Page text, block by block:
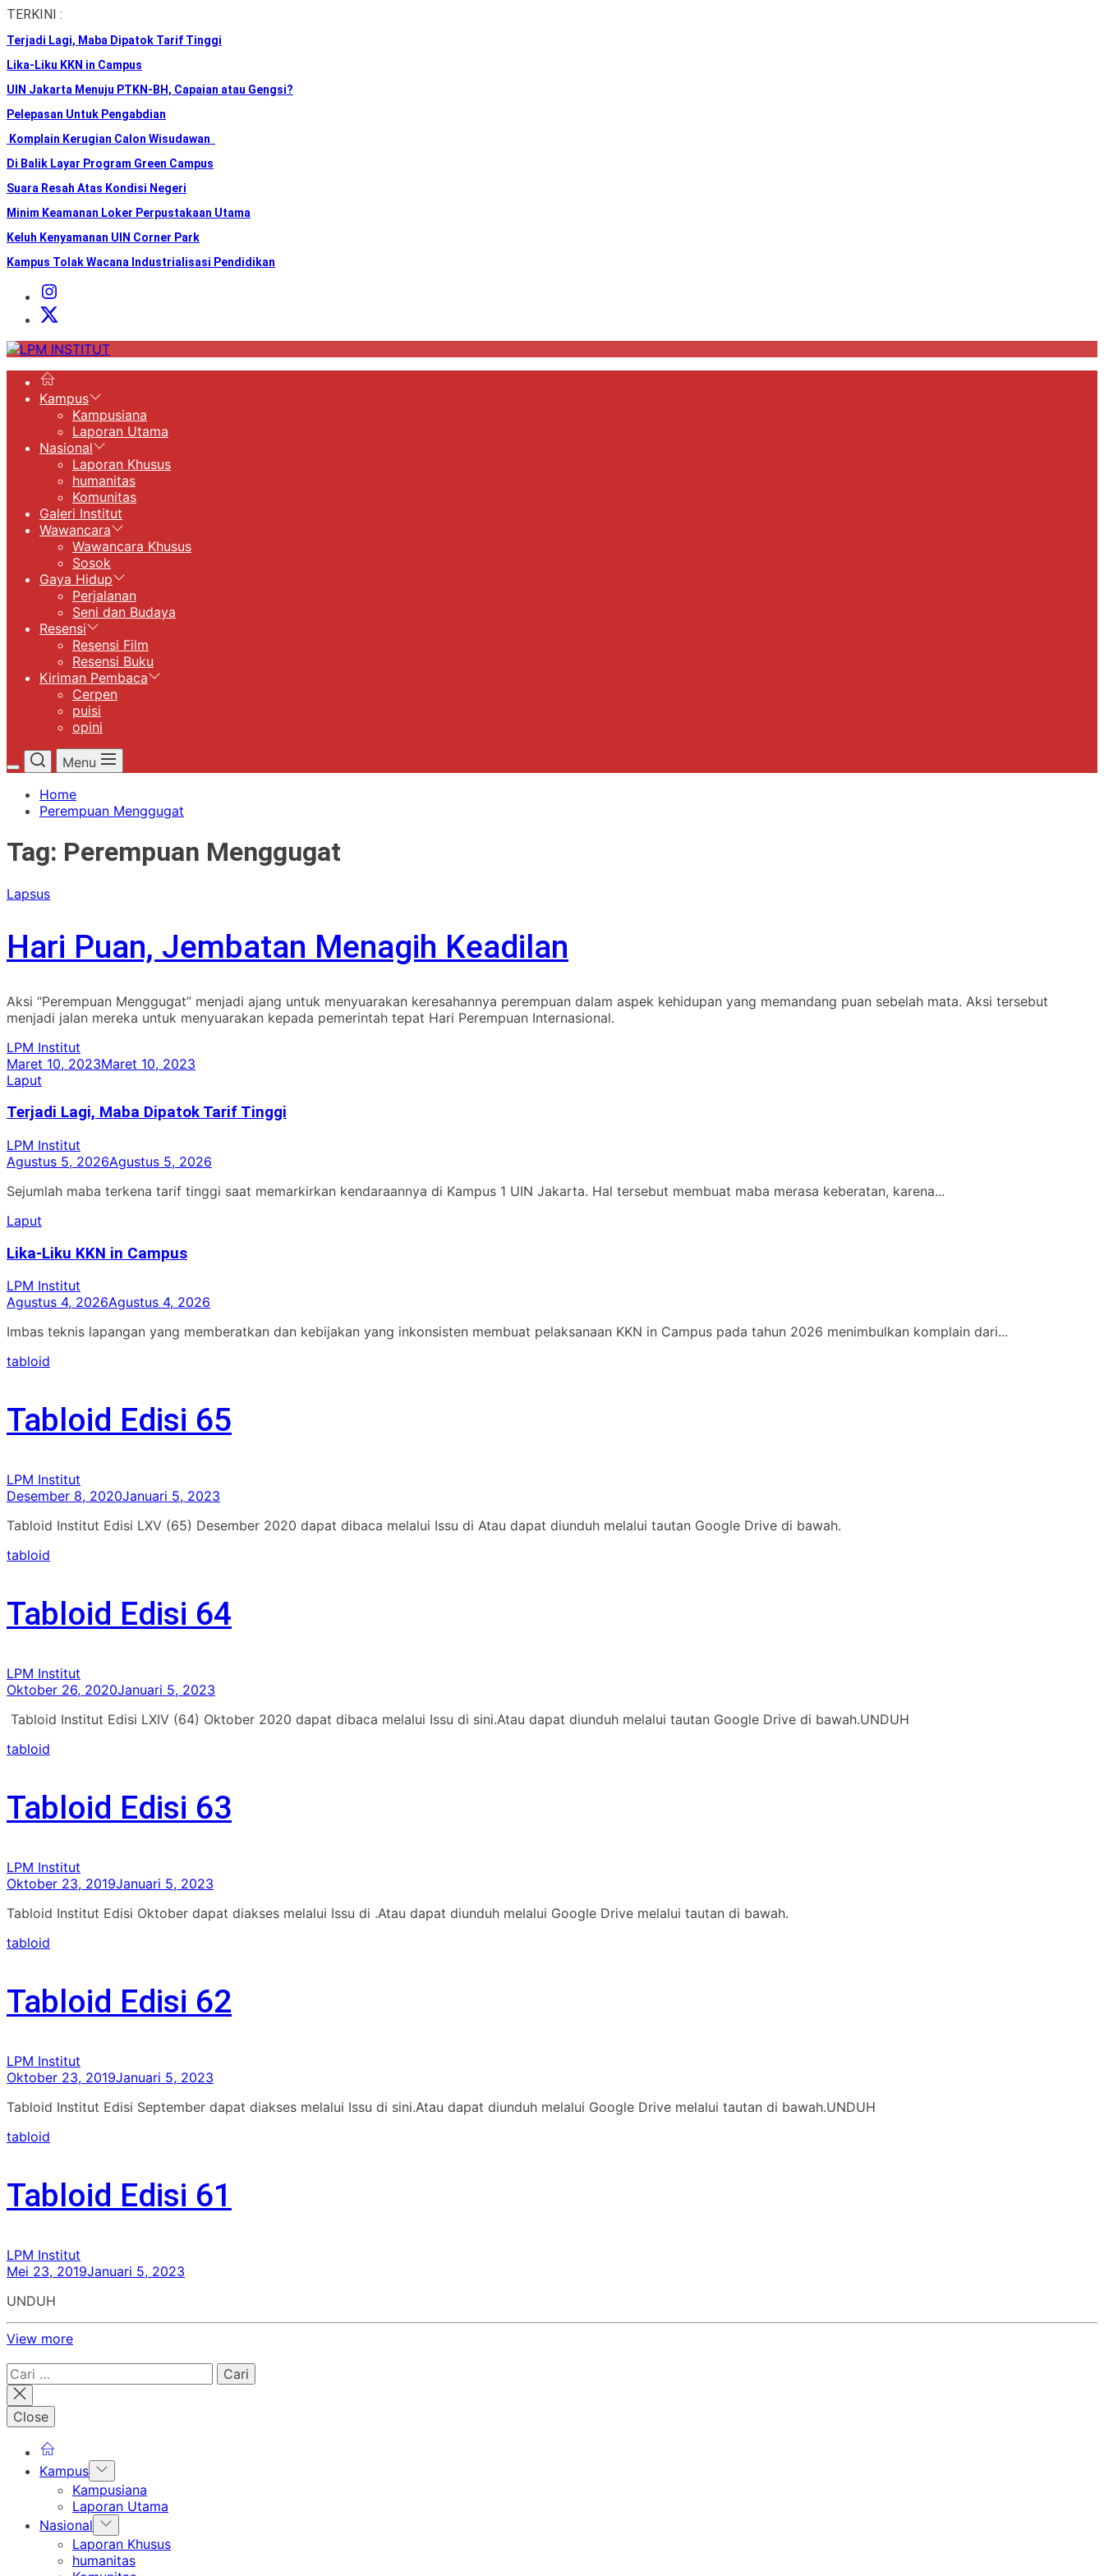
Skip
the
content
TERKINI :
Terjadi Lagi, Maba Dipatok Tarif Tinggi
Lika-Liku KKN in Campus
UIN Jakarta Menuju PTKN-BH, Capaian atau Gengsi?
Pelepasan Untuk Pengabdian
Komplain Kerugian Calon Wisudawan
Di Balik Layar Program Green Campus
Suara Resah Atas Kondisi Negeri
Minim Keamanan Loker Perpustakaan Utama
Keluh Kenyamanan UIN Corner Park
Kampus Tolak Wacana Industrialisasi Pendidikan
Instagram
Institut
X
LPM
Kampus
Kampusiana
Laporan Utama
Nasional
Laporan Khusus
humanitas
Komunitas
Galeri Institut
Wawancara
Wawancara Khusus
Sosok
Gaya Hidup
Perjalanan
Seni dan Budaya
Resensi
Resensi Film
Resensi Buku
Kiriman Pembaca
Cerpen
puisi
opini
Menu
Home
Perempuan Menggugat
Tag: Perempuan Menggugat
Lapsus
Hari Puan, Jembatan Menagih Keadilan
Aksi “Perempuan Menggugat” menjadi ajang untuk menyuarakan keresahannya perempuan dalam aspek kehidupan yang memandang puan sebelah mata. Aksi tersebut
menjadi jalan mereka untuk menyuarakan kepada pemerintah tepat Hari Perempuan Internasional.
LPM Institut
Maret 10, 2023Maret 10, 2023
Laput
Terjadi Lagi, Maba Dipatok Tarif Tinggi
LPM Institut
Agustus 5, 2026Agustus 5, 2026
Sejumlah maba terkena tarif tinggi saat memarkirkan kendaraannya di Kampus 1 UIN Jakarta. Hal tersebut membuat maba merasa keberatan, karena...
Laput
Lika-Liku KKN in Campus
LPM Institut
Agustus 4, 2026Agustus 4, 2026
Imbas teknis lapangan yang memberatkan dan kebijakan yang inkonsisten membuat pelaksanaan KKN in Campus pada tahun 2026 menimbulkan komplain dari...
tabloid
Tabloid Edisi 65
LPM Institut
Desember 8, 2020Januari 5, 2023
Tabloid Institut Edisi LXV (65) Desember 2020 dapat dibaca melalui Issu di Atau dapat diunduh melalui tautan Google Drive di bawah.
tabloid
Tabloid Edisi 64
LPM Institut
Oktober 26, 2020Januari 5, 2023
Tabloid Institut Edisi LXIV (64) Oktober 2020 dapat dibaca melalui Issu di sini.Atau dapat diunduh melalui tautan Google Drive di bawah.UNDUH
tabloid
Tabloid Edisi 63
LPM Institut
Oktober 23, 2019Januari 5, 2023
Tabloid Institut Edisi Oktober dapat diakses melalui Issu di .Atau dapat diunduh melalui Google Drive melalui tautan di bawah.
tabloid
Tabloid Edisi 62
LPM Institut
Oktober 23, 2019Januari 5, 2023
Tabloid Institut Edisi September dapat diakses melalui Issu di sini.Atau dapat diunduh melalui Google Drive melalui tautan di bawah.UNDUH
tabloid
Tabloid Edisi 61
LPM Institut
Mei 23, 2019Januari 5, 2023
UNDUH
View more
Cari
untuk:
Close
Kampus Show
sub
menu
Kampusiana
Laporan Utama
Nasional Show
sub
menu
Laporan Khusus
humanitas